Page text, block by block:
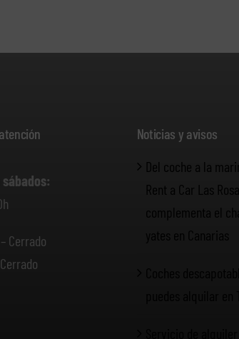
– Cerrado
Noticias y avisos
Del coche a la
Rent a Car Las
complementa el